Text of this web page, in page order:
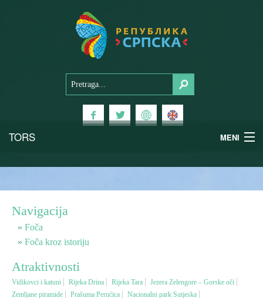
TORS MENI
Planinski turizam
Banjski turizam
Vjerski turizam
Navigacija
Foča
Foča kroz istoriju
Atraktivnosti
Vidikovci i katuni Rijeka Drina Rijeka Tara
Jezera Zelengore – Gorske oči
Zemljane piramide
Prašuma Perućica Nacionalni park Sutjeska